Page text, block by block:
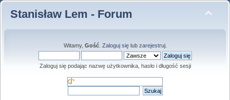
Stanisław Lem - Forum
Witamy, Gość. Zaloguj sięlub zarejestruj.
Zaloguj się podając nazwę użytkownika, hasło i długość sesji